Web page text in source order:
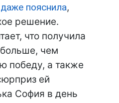
пояснила,
решение.
что получила
больше, чем
победу, а также
ей
София в день